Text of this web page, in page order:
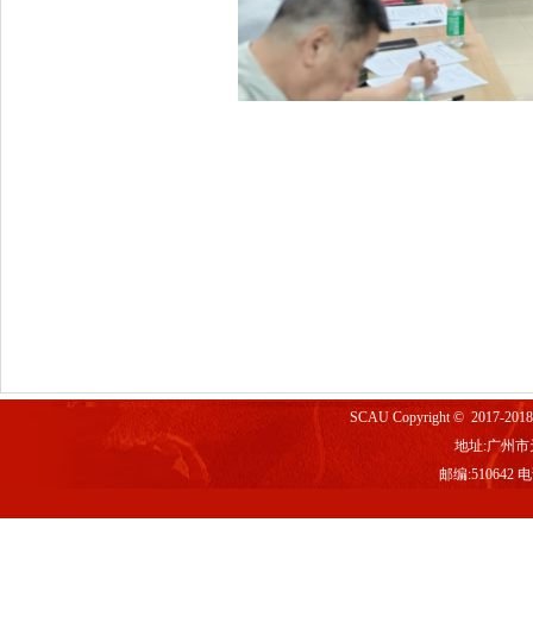
SCAU Copyright © 2017-
地址:广州市
邮编:510642